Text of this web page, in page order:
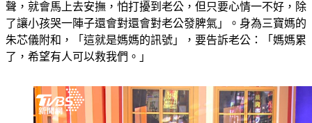
只是看願不願意或視當天心情，「當媽媽心情好時，小孩哭一
聲，就會馬上去安撫，怕打擾到老公，但只要心情一不好，除
了讓小孩哭一陣子還會對還會對老公發脾氣」。身為三寶媽的
朱芯儀附和，「這就是媽媽的訊號」，要告訴老公：「媽媽累